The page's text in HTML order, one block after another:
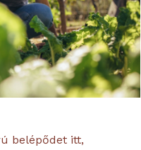
belépődet itt,